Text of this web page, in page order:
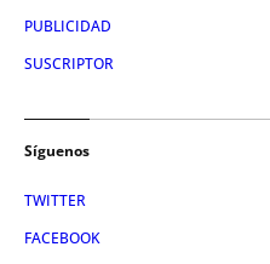
PUBLICIDAD
SUSCRIPTOR
Síguenos
TWITTER
FACEBOOK